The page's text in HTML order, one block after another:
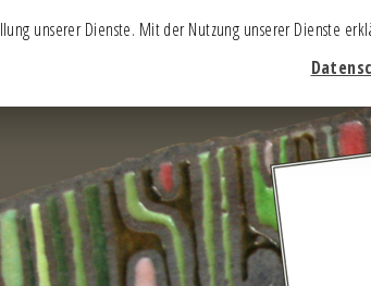
unserer Dienste. Mit der Nutzung unserer Dienste